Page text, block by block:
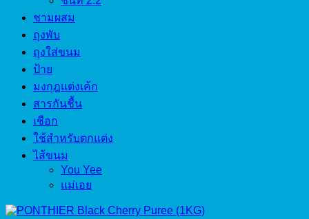
ชามผสม
ถุงพับ
ถุงใส่ขนม
ป้าย
มงกุฎแต่งเค้ก
สารกันชื้น
เชือก
ใช้สำหรับตกแต่ง
ไส้ขนม
You Yee
แม่เอย